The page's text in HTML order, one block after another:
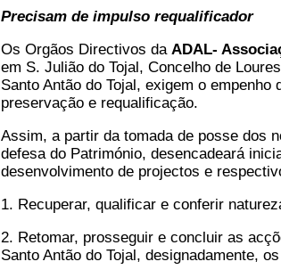
Precisam de impulso requalificador
Os Orgãos Directivos da ADAL-
em S. Julião do Tojal, Concelho de
Santo Antão do Tojal, exigem o
preservação e requalificação.
Assim, a partir da tomada de posse dos
defesa do Património, desencadeará
desenvolvimento de projectos e
1. Recuperar, qualificar e conferir
2. Retomar, prosseguir e concluir as
Santo Antão do Tojal, designadamente,